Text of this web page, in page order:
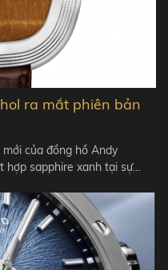
ra mắt phiên bản
của đồng hồ Andy
hợp sapphire xanh tại sự…